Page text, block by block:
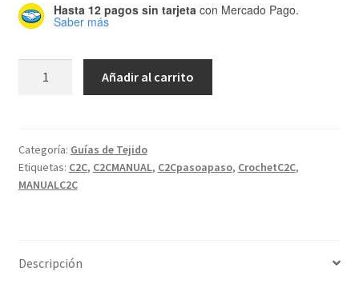
Hasta 12 pagos sin tarjeta con Mercado Pago.
Saber más
Añadir al carrito
Categoría: Guías de Tejido
Etiquetas: C2C, C2CMANUAL, C2Cpasoapaso, CrochetC2C,
MANUALC2C
Descripción